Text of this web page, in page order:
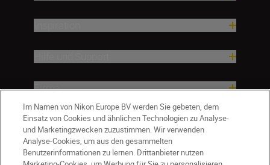
Firma
Im Namen von Nikon Europe BV werden Sie gebeten, dem
Einsatz von Cookies und ähnlichen Technologien zu Analyse-
und Marketingzwecken zuzustimmen. Wir verwenden
Analyse-Cookies, um aus den gesammelten
Benutzerinformationen zu lernen. Drittanbieter nutzen